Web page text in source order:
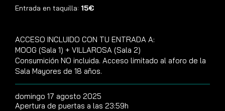
Entrada en taquilla: 15€
ACCESO INCLUIDO CON TU ENTRADA A:
MOOG (Sala 1) + VILLAROSA (Sala 2)
Consumición NO incluida. Acceso limitado al aforo de la
Sala Mayores de 18 años.
domingo 17 agosto 2025
Apertura de puertas a las 23:59h